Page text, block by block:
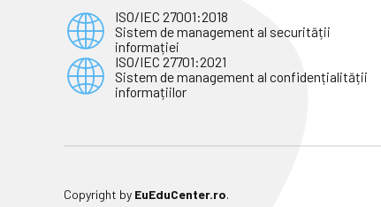
ISO/IEC 27001:2018
Sistem de management al securității
informației
ISO/IEC 27701:2021
Sistem de management al confidențialității
informațiilor
Copyright by EuEduCenter.ro.